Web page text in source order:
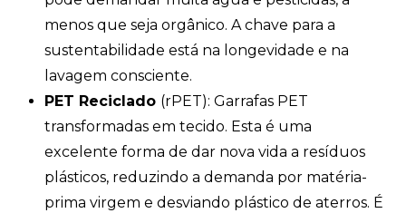
menos que seja orgânico. A chave para a
sustentabilidade está na longevidade e na
lavagem consciente.
PET Reciclado (rPET): Garrafas PET
transformadas em tecido. Esta é uma
excelente forma de dar nova vida a resíduos
plásticos, reduzindo a demanda por matéria-
prima virgem e desviando plástico de aterros. É